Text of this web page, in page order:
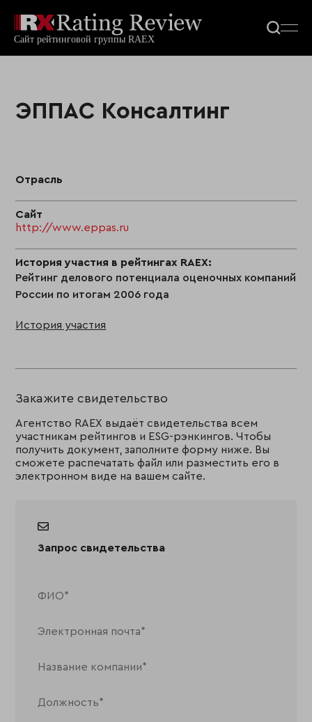
ЭППАС Консалтинг
Отрасль
Сайт
http://www.eppas.ru
История участия в рейтингах RAEX:
Рейтинг делового потенциала оценочных компаний
России по итогам 2006 года
История участия
Закажите свидетельство
Агентство RAEX выдаёт свидетельства всем
участникам рейтингов и ESG-рэнкингов. Чтобы
получить документ, заполните форму ниже. Вы
сможете распечатать файл или разместить его в
электронном виде на вашем сайте.
Запрос свидетельства